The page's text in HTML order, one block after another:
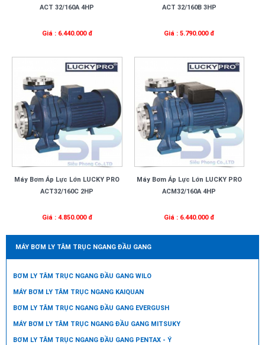
ACT 32/160A 4HP
Giá : 6.440.000 đ
ACT 32/160B 3HP
Giá : 5.790.000 đ
Máy Bơm Áp Lực Lớn LUCKY PRO
ACT32/160C 2HP
Giá : 4.850.000 đ
Máy Bơm Áp Lực Lớn LUCKY PRO
ACM32/160A 4HP
Giá : 6.440.000 đ
MÁY BƠM LY TÂM TRỤC NGANG ĐẦU GANG
BƠM LY TÂM TRỤC NGANG ĐẦU GANG WILO
MÁY BƠM LY TÂM TRỤC NGANG KAIQUAN
BƠM LY TÂM TRỤC NGANG ĐẦU GANG EVERGUSH
MÁY BƠM LY TÂM TRỤC NGANG ĐẦU GANG MITSUKY
BƠM LY TÂM TRỤC NGANG ĐẦU GANG PENTAX - Ý